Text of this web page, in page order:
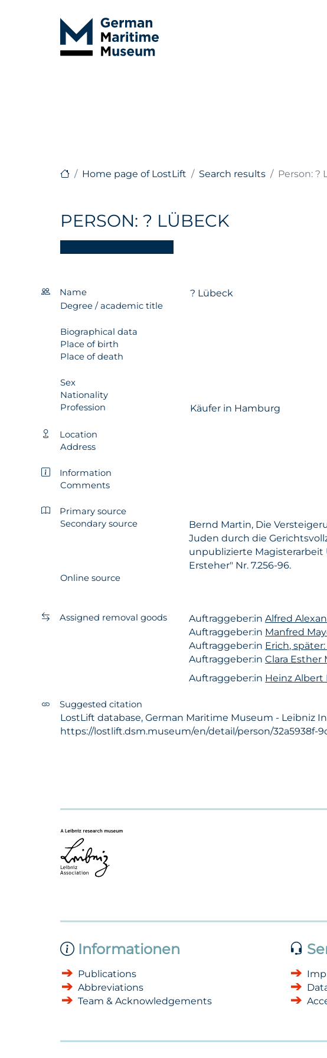
Home page of LostLift Search results Person: ?
PERSON: ? LÜBECK
Name ? Lübeck
Degree / academic title
Biographical data
Place of birth
Place of death
Sex
Nationality
Profession
Käufer in Hamburg
Location
Address
Information
Comments
Primary source
Secondary source
Bernd Martin, Die
Juden durch die
unpublizierte Magisterarbeit
Ersteher" Nr. 7.256-96.
Online source
Assigned removal goods Auftraggeber:inAlfred
Auftraggeber:in Manfred
Auftraggeber:in Erich,
Auftraggeber:inClara Esther
Auftraggeber:in Heinz Albert
Suggested citation
LostLift database, German Maritime Museum - Leibniz
https://lostlift.dsm.museum/en/detail/person/32a5938f-
Informationen
Publications
Abbreviations
Team & Acknowledgements